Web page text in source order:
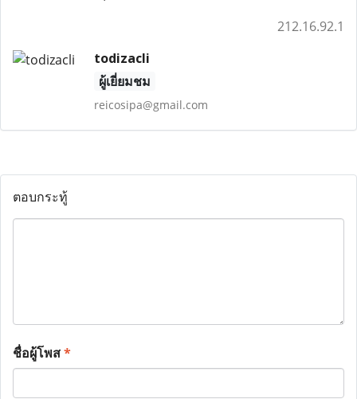
212.16.92.1
todizacli
ผู้เยี่ยมชม
reicosipa@gmail.com
ตอบกระทู้
ชื่อผู้โพส*